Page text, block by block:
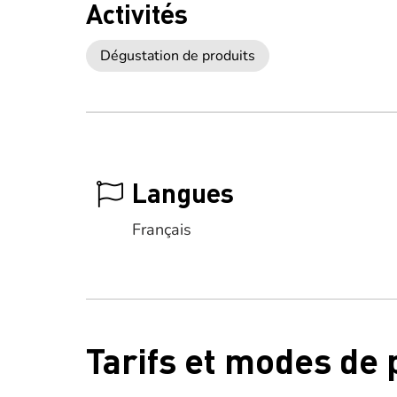
Activités
Dégustation de produits
Langues
Français
Tarifs et modes de